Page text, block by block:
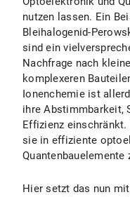
nutzen lassen. Ein
Bleihalogenid-
sind ein
Nachfrage nach
komplexeren
Ionenchemie ist
ihre Abstimmbarkeit,
Effizienz
sie in effiziente
Quantenbauelemente
Hier setzt das nun